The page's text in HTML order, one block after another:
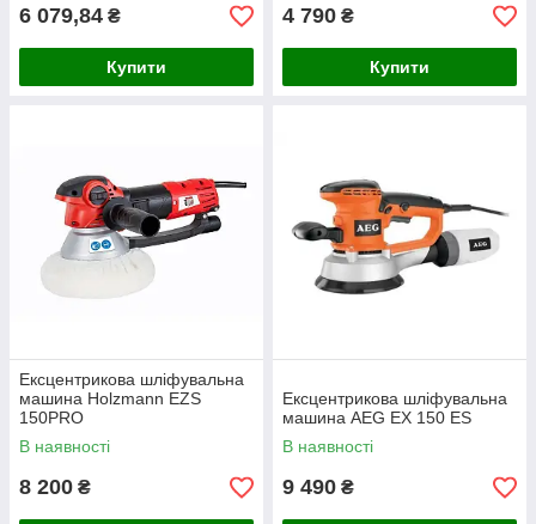
6 079,84 ₴
Купити
4 790 ₴
Купити
Ексцентрикова шліфувальна
машина Holzmann EZS
150PRO
В наявності
8 200 ₴
Ексцентрикова шліфувальна
машина AEG EX 150 ES
В наявності
9 490 ₴